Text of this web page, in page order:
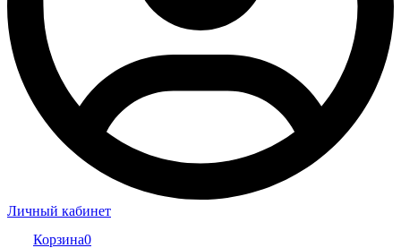
Личный кабинет
Корзина0